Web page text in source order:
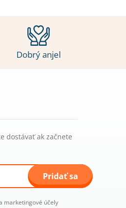
Dobrý anjel
dostávať ak začnete
Pridať sa
marketingové účely